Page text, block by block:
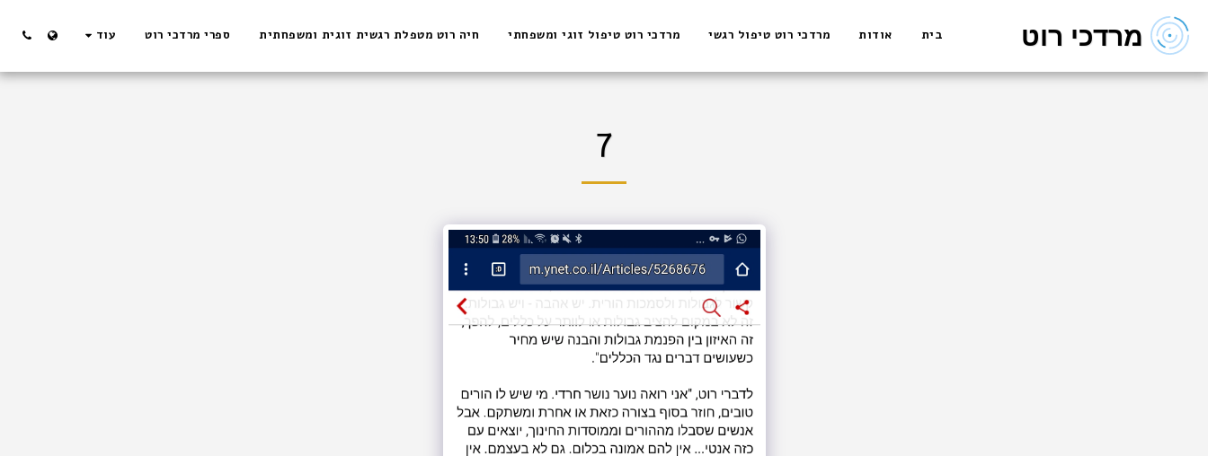
מרדכי רוט בית אודות מרדכי רוט טיפול רגשי מרדכי רוט טיפול זוגי ומשפחתי חיה רוט מטפלת רגשית זוגית ומשפחתית ספרי מרדכי רוט עוד
7